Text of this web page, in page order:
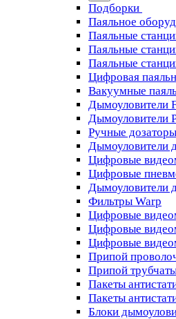
Подборки
Паяльное
Паяльные
Паяльные
Паяльные
Цифровая
Вакуумные
Дымоуловители
Дымоуловители
Ручные
Дымоуловители
Цифровые
Цифровые
Дымоуловители
Фильтры Warp
Цифровые
Цифровые
Цифровые
Припой
Припой
Пакеты
Пакеты
Блоки